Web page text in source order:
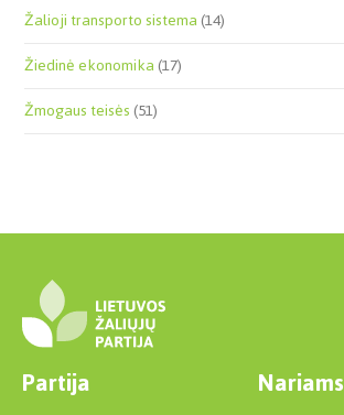
Žalioji transporto sistema(14)
Žiedinė ekonomika(17)
Žmogaus teisės(51)
Partija Nariams